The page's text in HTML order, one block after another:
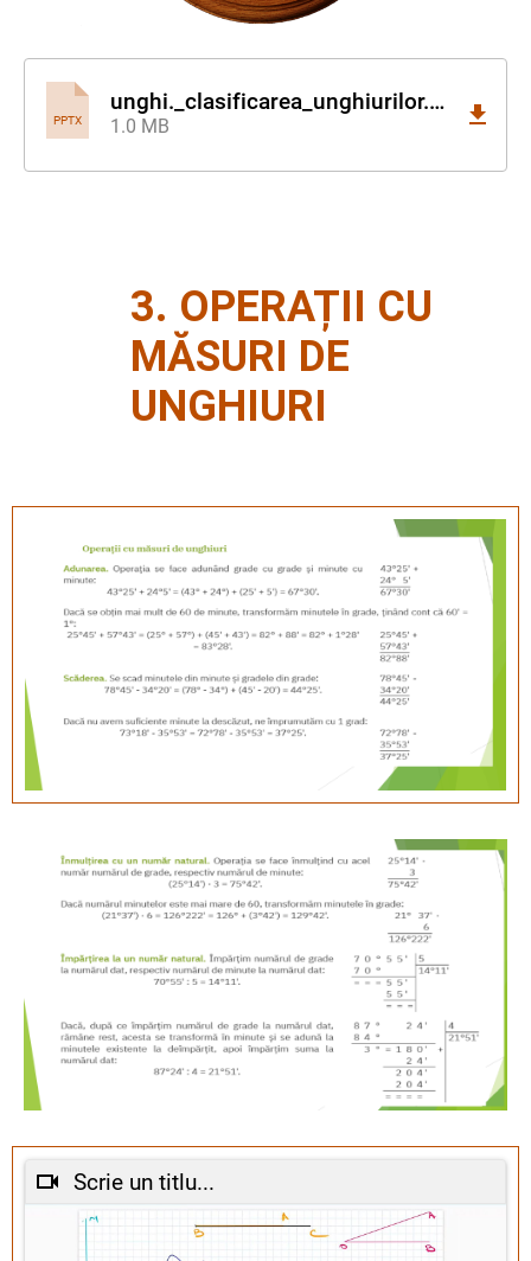
PPTX
unghi._clasificarea_unghiurilor.pptx
1.0 MB
3. OPERAȚII CU
MĂSURI DE
UNGHIURI
Scrie un titlu...